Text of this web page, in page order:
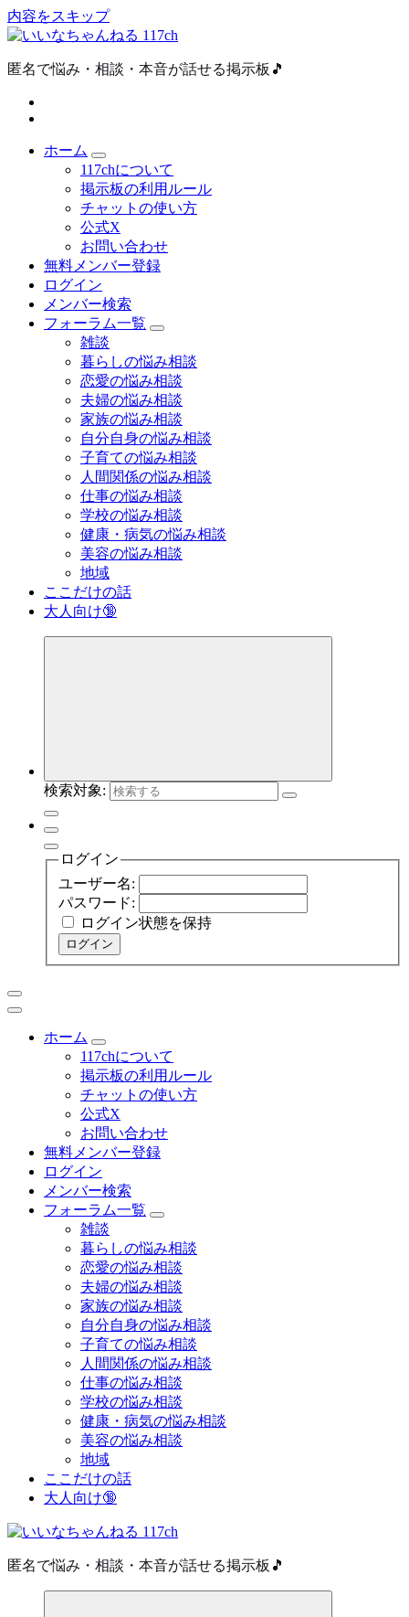
内容をスキップ
匿名で悩み・相談・本音が話せる掲示板🎵
ホーム
117chについて
掲示板の利用ルール
チャットの使い方
公式X
お問い合わせ
無料メンバー登録
ログイン
メンバー検索
フォーラム一覧
雑談
暮らしの悩み相談
恋愛の悩み相談
夫婦の悩み相談
家族の悩み相談
自分自身の悩み相談
子育ての悩み相談
人間関係の悩み相談
仕事の悩み相談
学校の悩み相談
健康・病気の悩み相談
美容の悩み相談
地域
ここだけの話
大人向け🔞
検索対象:
ログイン
ユーザー名:
パスワード:
ログイン状態を保持
ログイン
ホーム
117chについて
掲示板の利用ルール
チャットの使い方
公式X
お問い合わせ
無料メンバー登録
ログイン
メンバー検索
フォーラム一覧
雑談
暮らしの悩み相談
恋愛の悩み相談
夫婦の悩み相談
家族の悩み相談
自分自身の悩み相談
子育ての悩み相談
人間関係の悩み相談
仕事の悩み相談
学校の悩み相談
健康・病気の悩み相談
美容の悩み相談
地域
ここだけの話
大人向け🔞
匿名で悩み・相談・本音が話せる掲示板🎵